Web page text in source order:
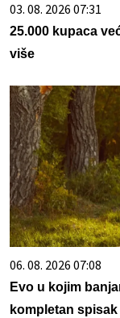
03. 08. 2026 07:31
25.000 kupaca
više
06. 08. 2026 07:08
Evo u kojim
kompletan